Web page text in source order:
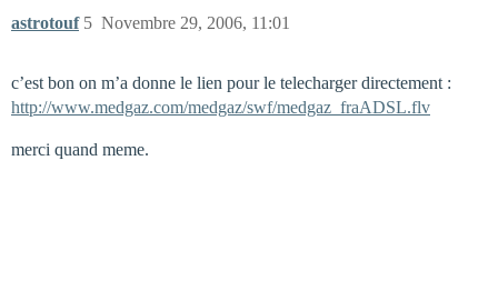
astrotouf Novembre 29, 2006, 11:01
5
c’est bon on m’a donne le lien pour le telecharger directement :
http://www.medgaz.com/medgaz/swf/medgaz_fraADSL.flv
merci quand meme.